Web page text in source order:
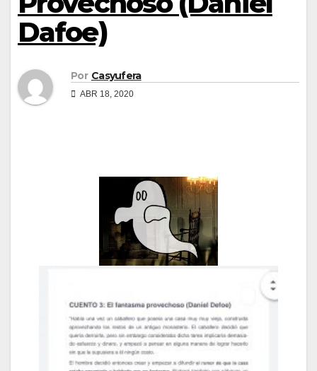
Dafoe)
Por Casyufera
ABR 18, 2020